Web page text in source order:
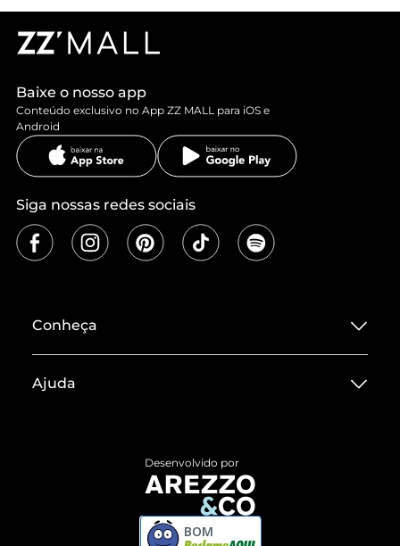
Baixe o nosso app
Conteúdo exclusivo no App ZZ MALL para iOS e
Android
Siga nossas redes sociais
Conheça
Termos de Uso
ZZ MALL é confiável
Ajuda
Devolução do Produto
Compre pelo WhatsApp
Desenvolvido por
BOM